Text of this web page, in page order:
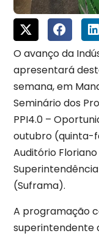
O avanço da
apresentará
semana, em
Seminário dos
PPI4.0 –
outubro (quinta-
Auditório
(Suframa).
A programação
superintendente